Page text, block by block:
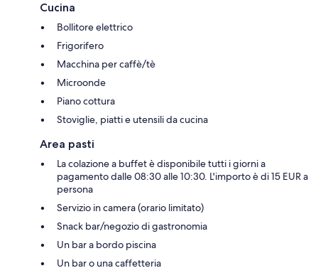
Cucina
Bollitore elettrico
Frigorifero
Macchina per caffè/tè
Microonde
Piano cottura
Stoviglie, piatti e utensili da cucina
Area pasti
La colazione a buffet è disponibile tutti i giorni a
pagamento dalle 08:30 alle 10:30. L'importo è di 15 EUR a
persona
Servizio in camera (orario limitato)
Snack bar/negozio di gastronomia
Un bar a bordo piscina
Un bar o una caffetteria